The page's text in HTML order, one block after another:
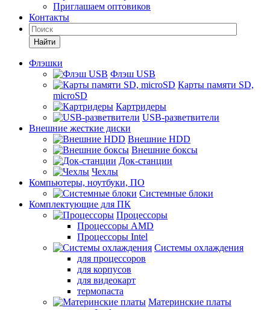
Приглашаем оптовиков
Контакты
Найти
Флэшки
Флэш USB
Карты памяти SD,
microSD
Картридеры
USB-разветвители
Внешние жесткие диски
Внешние HDD
Внешние боксы
Док-станции
Чехлы
Компьютеры, ноутбуки, ПО
Системные блоки
Комплектующие для ПК
Процессоры
Процессоры AMD
Процессоры Intel
Системы охлаждения
для процессоров
для корпусов
для видеокарт
термопаста
Материнские платы